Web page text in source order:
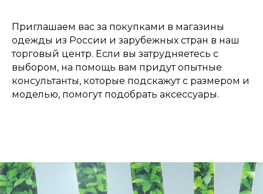
Приглашаем вас за покупками в магазины
одежды из России и зарубежных стран в наш
торговый центр. Если вы затрудняетесь с
выбором, на помощь вам придут опытные
консультанты, которые подскажут с размером и
моделью, помогут подобрать аксессуары.